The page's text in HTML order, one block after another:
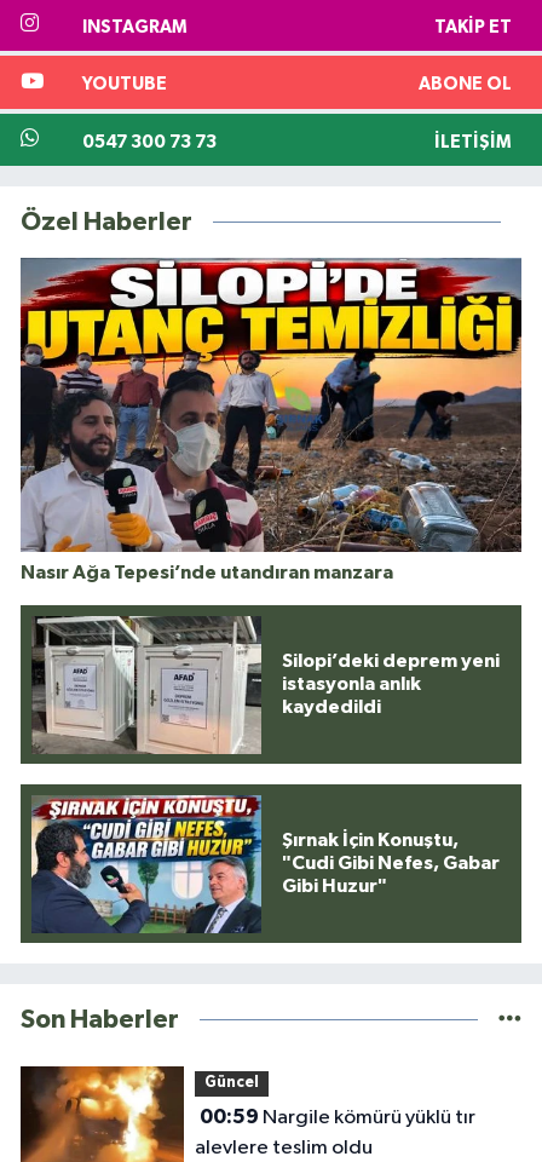
INSTAGRAM TAKIP ET
YOUTUBE ABONE OL
0547 300 73 73 İLETIŞIM
Özel Haberler
Nasır Ağa Tepesi’nde utandıran manzara
Silopi’deki deprem yeni
istasyonla anlık
kaydedildi
Şırnak İçin Konuştu,
"Cudi Gibi Nefes, Gabar
Gibi Huzur"
Son Haberler
Güncel
00:59
alevlere teslim oldu